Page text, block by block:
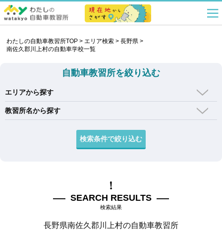
わたしの自動車教習所TOP >エリア検索 >長野県 >
南佐久郡川上村の自動車学校一覧
自動車教習所を絞り込む
エリアから探す
教習所名から探す
SEARCH RESULTS
検索結果
長野県南佐久郡川上村の自動車教習所